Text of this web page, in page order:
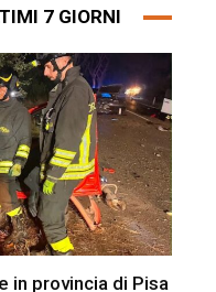
7 GIORNI
in provincia di Pisa